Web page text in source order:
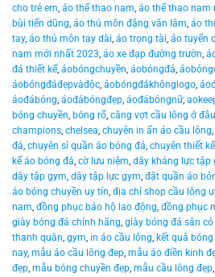
cho trẻ em, áo thể thao nam, áo thể thao nam
bùi tiến dũng, áo thủ môn đặng văn lâm, áo
tay, áo thủ môn tay dài, áo trọng tài, áo tuyển
nam mới nhất 2023, áo xe đạp đường trườn,
đá thiết kế, áobóngchuyền, áobóngđá,
áobóngđáđẹpvàđộc, áobóngđákhônglogo,
áođábóng, áođábóngđẹp, áođábóngnữ,
bóng chuyền, bóng rổ, căng vợt cầu lông ở đâu
champions, chelsea, chuyên in ấn áo cầu lông,
đá, chuyên sỉ quần áo bóng đá, chuyên thiết
kế áo bóng đá, cờ lưu niệm, dây kháng lực tập
dây tập gym, dây tập lực gym, đặt quần áo
áo bóng chuyền uy tín, địa chỉ shop cầu lông
nam, đồng phục bảo hộ lao động, đồng phục
giày bóng đá chính hãng, giày bóng đá sân
thanh quân, gym, in áo cầu lông, kết quả
nay, mẫu áo cầu lông đep, mẫu áo điền kinh
đẹp, mẫu bóng chuyền đẹp, mẫu cầu lông đẹp,